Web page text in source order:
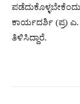
ಕಾರ್ಯದರ್ಶಿ (ಪ್ರ)
ತಿಳಿಸಿದ್ದಾರೆ.